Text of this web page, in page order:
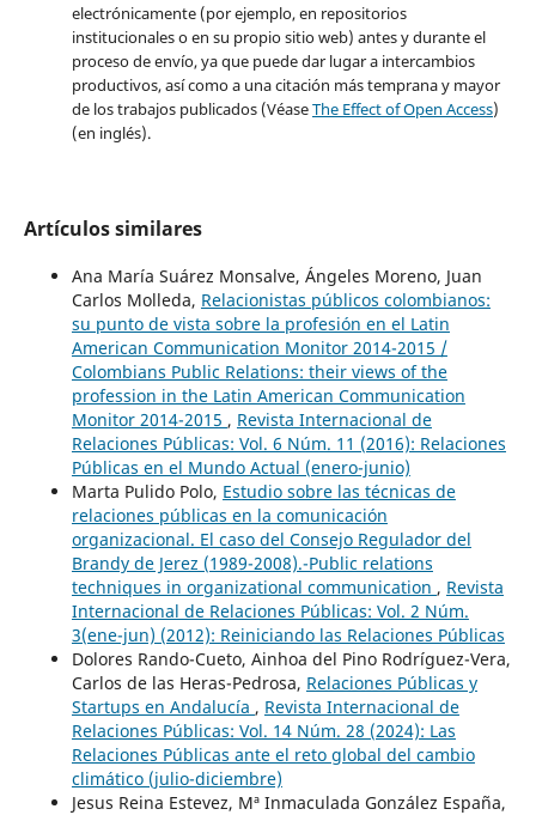
electrónicamente (por ejemplo, en repositorios
institucionales o en su propio sitio web) antes y durante el
proceso de envío, ya que puede dar lugar a intercambios
productivos, así como a una citación más temprana y mayor
de los trabajos publicados (VéaseThe Effect of Open Access)
(en inglés).
Artículos similares
Ana María Suárez Monsalve, Ángeles Moreno, Juan
Carlos Molleda, Relacionistas públicos colombianos:
su punto de vista sobre la profesión en el Latin
American Communication Monitor 2014-2015 /
Colombians Public Relations: their views of the
profession in the Latin American Communication
Monitor 2014-2015 , Revista Internacional de
Relaciones Públicas: Vol. 6 Núm. 11 (2016): Relaciones
Públicas en el Mundo Actual (enero-junio)
Marta Pulido Polo, Estudio sobre las técnicas de
relaciones públicas en la comunicación
organizacional. El caso del Consejo Regulador del
Brandy de Jerez (1989-2008).-Public relations
techniques in organizational communication , Revista
Internacional de Relaciones Públicas: Vol. 2 Núm.
3(ene-jun) (2012): Reiniciando las Relaciones Públicas
Dolores Rando-Cueto, Ainhoa del Pino Rodríguez-Vera,
Carlos de las Heras-Pedrosa, Relaciones Públicas y
Startups en Andalucía , Revista Internacional de
Relaciones Públicas: Vol. 14 Núm. 28 (2024): Las
Relaciones Públicas ante el reto global del cambio
climático (julio-diciembre)
Jesus Reina Estevez, Mª Inmaculada González España,